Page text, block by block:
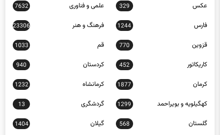
عکس 329 علمی و فناوری 7632
فارس 1244 فرهنگ و هنر 23306
قزوین 770 قم 1033
کاریکاتور 452 کردستان 940
کرمان 1877 کرمانشاه 1232
کهگیلویه و بویراحمد 1299 گردشگری 13
گلستان 568 گیلان 1404